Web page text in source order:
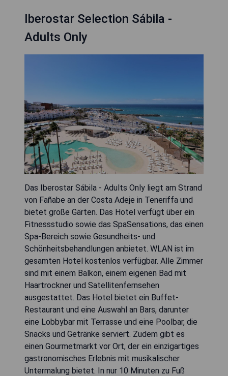
Iberostar Selection Sábila -
Adults Only
Das Iberostar Sábila - Adults Only liegt am Strand
von Fañabe an der Costa Adeje in Teneriffa und
bietet große Gärten. Das Hotel verfügt über ein
Fitnessstudio sowie das SpaSensations, das einen
Spa-Bereich sowie Gesundheits- und
Schönheitsbehandlungen anbietet. WLAN ist im
gesamten Hotel kostenlos verfügbar. Alle Zimmer
sind mit einem Balkon, einem eigenen Bad mit
Haartrockner und Satellitenfernsehen
ausgestattet. Das Hotel bietet ein Buffet-
Restaurant und eine Auswahl an Bars, darunter
eine Lobbybar mit Terrasse und eine Poolbar, die
Snacks und Getränke serviert. Zudem gibt es
einen Gourmetmarkt vor Ort, der ein einzigartiges
gastronomisches Erlebnis mit musikalischer
Untermalung bietet. In nur 10 Minuten zu Fuß